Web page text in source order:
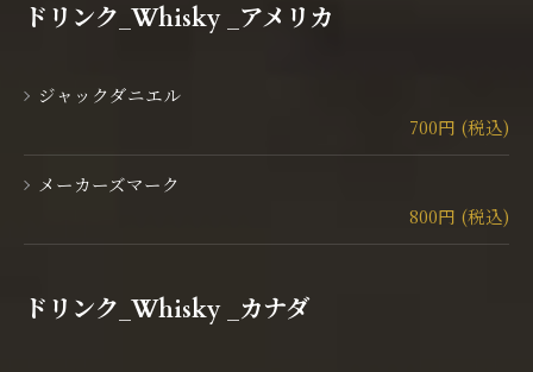
ドリンク_Whisky _アメリカ
ジャックダニエル
700円 (税込)
メーカーズマーク
800円 (税込)
ドリンク_Whisky _カナダ